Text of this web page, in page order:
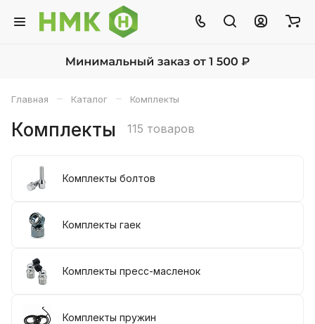
Главная – Каталог – Комплекты
Комплекты 115 товаров
Комплекты болтов
Комплекты гаек
Комплекты пресс-масленок
Комплекты пружин